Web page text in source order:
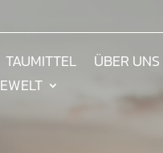
TAUMITTEL
ÜBER UNS